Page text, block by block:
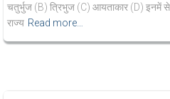
चतुर्भुज (B) त्रिभुज (C) आयताकार (D) इनमें
राज्य Read more…